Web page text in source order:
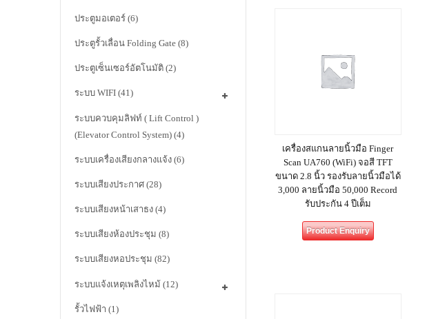
ประตูมอเตอร์ (6)
ประตูรั้วเลื่อน Folding Gate (8)
ประตูเซ็นเซอร์อัตโนมัติ (2)
ระบบ WIFI (41)
ระบบควบคุมลิฟท์ ( Lift Control )
(Elevator Control System) (4)
ระบบเครื่องเสียงกลางแจ้ง (6)
ระบบเสียงประกาศ (28)
ระบบเสียงหน้าเสาธง (4)
ระบบเสียงห้องประชุม (8)
ระบบเสียงหอประชุม (82)
ระบบแจ้งเหตุเพลิงไหม้ (12)
รั้วไฟฟ้า (1)
เครื่องสแกนลายนิ้วมือ Finger
Scan UA760 (WiFi) จอสี TFT
ขนาด 2.8 นิ้ว รองรับลายนิ้วมือได้
3,000 ลายนิ้วมือ 50,000 Record
รับประกัน 4 ปีเต็ม
Product Enquiry